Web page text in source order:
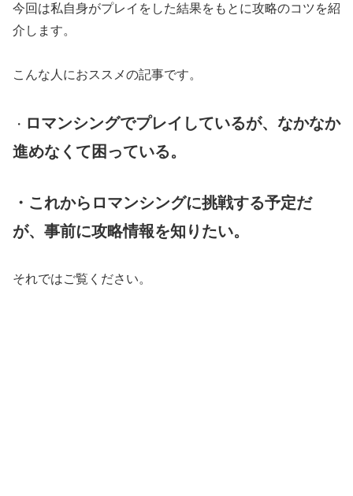
今回は私自身がプレイをした結果をもとに攻略のコツを紹
介します。
こんな人におススメの記事です。
・ ロマンシングでプレイしているが、なかなか
進めなくて困っている。
・これからロマンシングに挑戦する予定だ
が、事前に攻略情報を知りたい。
それではご覧ください。